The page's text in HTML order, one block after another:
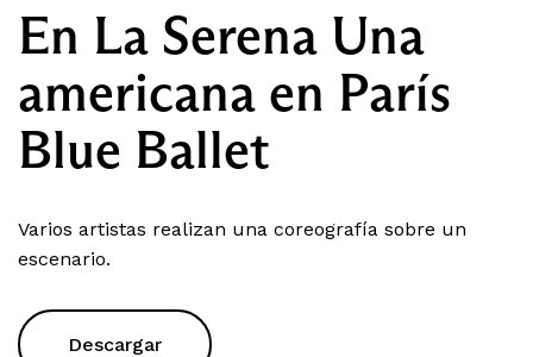
En La Serena Una
americana en París
Blue Ballet
Varios artistas realizan una coreografía sobre un
escenario.
Descargar